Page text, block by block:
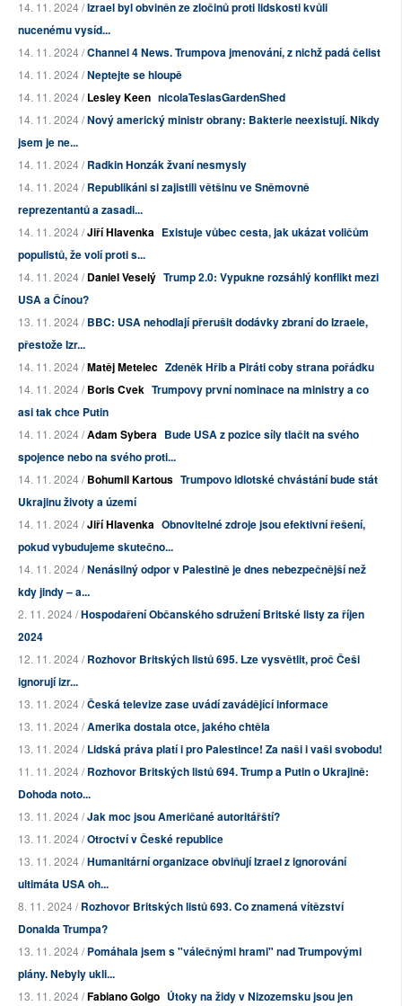
14. 11. 2024 /Izrael byl obviněn ze zločinů proti lidskosti kvůli
nucenému vysíd...
14. 11. 2024 /Channel 4 News. Trumpova jmenování, z nichž padá čelist
14. 11. 2024 /Neptejte se hloupě
14. 11. 2024 /Lesley Keen nicolaTeslasGardenShed
14. 11. 2024 /Nový americký ministr obrany: Bakterie neexistují. Nikdy
jsem je ne...
14. 11. 2024 /Radkin Honzák žvaní nesmysly
14. 11. 2024 /Republikáni si zajistili většinu ve Sněmovně
reprezentantů a zasadi...
14. 11. 2024 /Jiří Hlavenka Existuje vůbec cesta, jak ukázat voličům
populistů, že volí proti s...
14. 11. 2024 /Daniel Veselý Trump 2.0: Vypukne rozsáhlý konflikt mezi
USA a Čínou?
13. 11. 2024 /BBC: USA nehodlají přerušit dodávky zbraní do Izraele,
přestože Izr...
14. 11. 2024 /Matěj Metelec Zdeněk Hřib a Piráti coby strana pořádku
14. 11. 2024 /Boris Cvek Trumpovy první nominace na ministry a co
asi tak chce Putin
14. 11. 2024 /Adam Sybera Bude USA z pozice síly tlačit na svého
spojence nebo na svého proti...
14. 11. 2024 /Bohumil Kartous Trumpovo idiotské chvástání bude stát
Ukrajinu životy a území
14. 11. 2024 /Jiří Hlavenka Obnovitelné zdroje jsou efektivní řešení,
pokud vybudujeme skutečno...
14. 11. 2024 /Nenásilný odpor v Palestině je dnes nebezpečnější než
kdy jindy – a...
2. 11. 2024 /Hospodaření Občanského sdružení Britské listy za říjen
2024
12. 11. 2024 /Rozhovor Britských listů 695. Lze vysvětlit, proč Češi
ignorují izr...
13. 11. 2024 /Česká televize zase uvádí zavádějící informace
13. 11. 2024 /Amerika dostala otce, jakého chtěla
13. 11. 2024 /Lidská práva platí i pro Palestince! Za naši i vaši svobodu!
11. 11. 2024 /Rozhovor Britských listů 694. Trump a Putin o Ukrajině:
Dohoda noto...
13. 11. 2024 /Jak moc jsou Američané autoritářští?
13. 11. 2024 /Otroctví v České republice
13. 11. 2024 /Humanitární organizace obviňují Izrael z ignorování
ultimáta USA oh...
8. 11. 2024 /Rozhovor Britských listů 693. Co znamená vítězství
Donalda Trumpa?
13. 11. 2024 /Pomáhala jsem s "válečnými hrami" nad Trumpovými
plány. Nebyly ukli...
13. 11. 2024 /Fabiano Golgo Útoky na židy v Nizozemsku jsou jen